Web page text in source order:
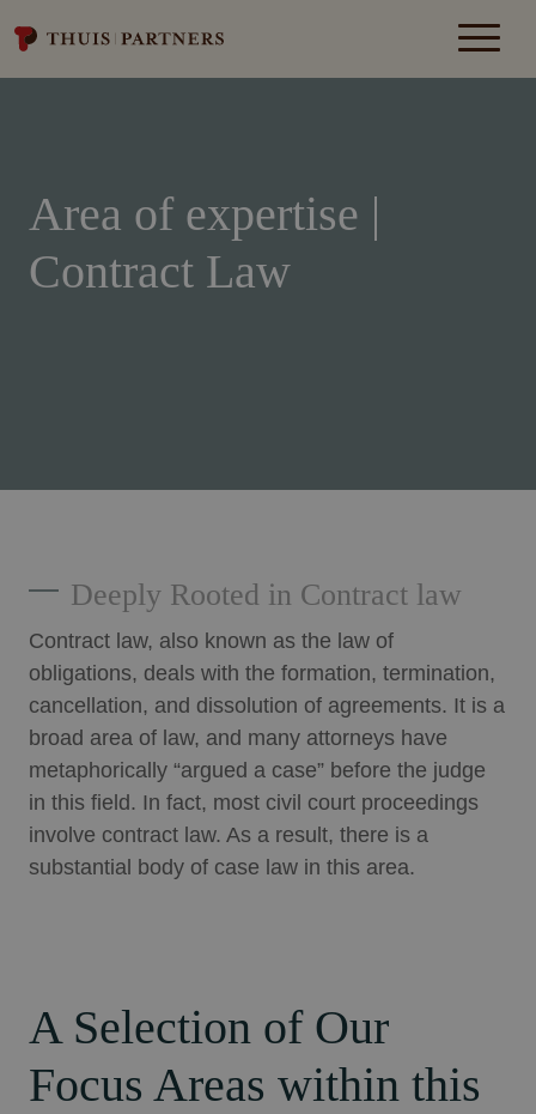
Area of expertise |
Contract Law
Deeply Rooted in Contract law
Contract law, also known as the law of
obligations, deals with the formation, termination,
cancellation, and dissolution of agreements. It is a
broad area of law, and many attorneys have
metaphorically “argued a case” before the judge
in this field. In fact, most civil court proceedings
involve contract law. As a result, there is a
substantial body of case law in this area.
A Selection of Our
Focus Areas within this